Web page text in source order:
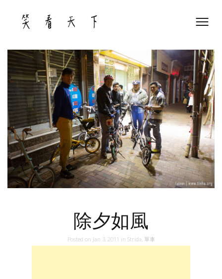
content
除夕如風
Posted on Jan 3, 2011 in Strida 單車